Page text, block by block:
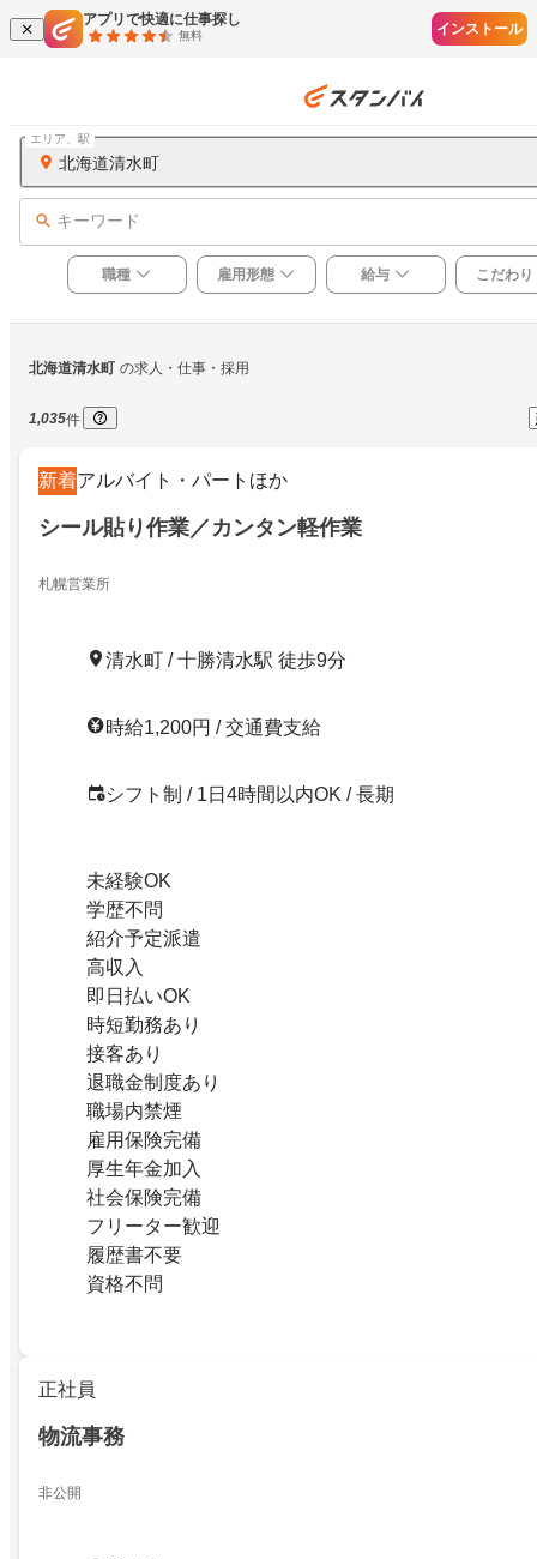
アプリで快適に仕事探し
無料 インストール
北海道清水町
エリア、駅
キーワード
職種 雇用形態 給与 こだわり
北海道清水町 の求人・仕事・採用
1,035件
新着アルバイト・パートほか
シール貼り作業／カンタン軽作業
札幌営業所
清水町 / 十勝清水駅 徒歩9分
時給1,200円 / 交通費支給
シフト制 / 1日4時間以内OK / 長期
未経験OK
学歴不問
紹介予定派遣
高収入
即日払いOK
時短勤務あり
接客あり
退職金制度あり
職場内禁煙
雇用保険完備
厚生年金加入
社会保険完備
フリーター歓迎
履歴書不要
資格不問
正社員
物流事務
非公開